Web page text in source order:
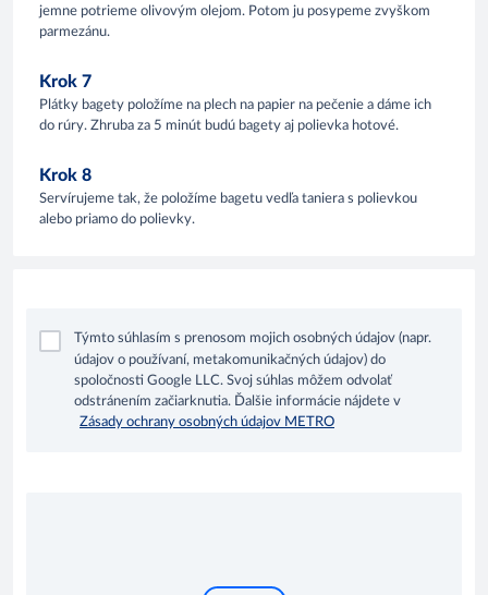
jemne potrieme olivovým olejom. Potom ju posypeme zvyškom
parmezánu.
Krok 7
Plátky bagety položíme na plech na papier na pečenie a dáme ich
do rúry. Zhruba za 5 minút budú bagety aj polievka hotové.
Krok 8
Servírujeme tak, že položíme bagetu vedľa taniera s polievkou
alebo priamo do polievky.
Týmto súhlasím s prenosom mojich osobných údajov (napr.
údajov o používaní, metakomunikačných údajov) do
spoločnosti Google LLC. Svoj súhlas môžem odvolať
odstránením začiarknutia. Ďalšie informácie nájdete v
Zásady ochrany osobných údajov METRO